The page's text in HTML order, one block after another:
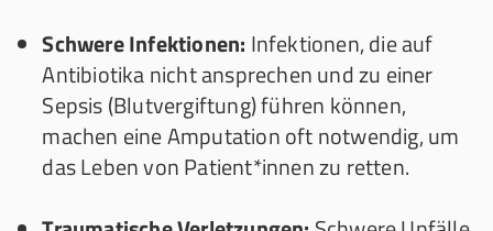
Schwere Infektionen: Infektionen, die auf
Antibiotika nicht ansprechen und zu einer
Sepsis (Blutvergiftung) führen können,
machen eine Amputation oft notwendig, um
das Leben von Patient*innen zu retten.